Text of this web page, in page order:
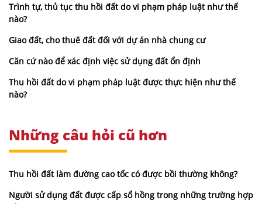
Trình tự, thủ tục thu hồi đất do vi phạm pháp luật như thế
nào?
Giao đất, cho thuê đất đối với dự án nhà chung cư
Căn cứ nào để xác định việc sử dụng đất ổn định
Thu hồi đất do vi phạm pháp luật được thực hiện như thế
nào?
Những câu hỏi cũ hơn
Thu hồi đất làm đường cao tốc có được bồi thường không?
Người sử dụng đất được cấp sổ hồng trong những trường hợp